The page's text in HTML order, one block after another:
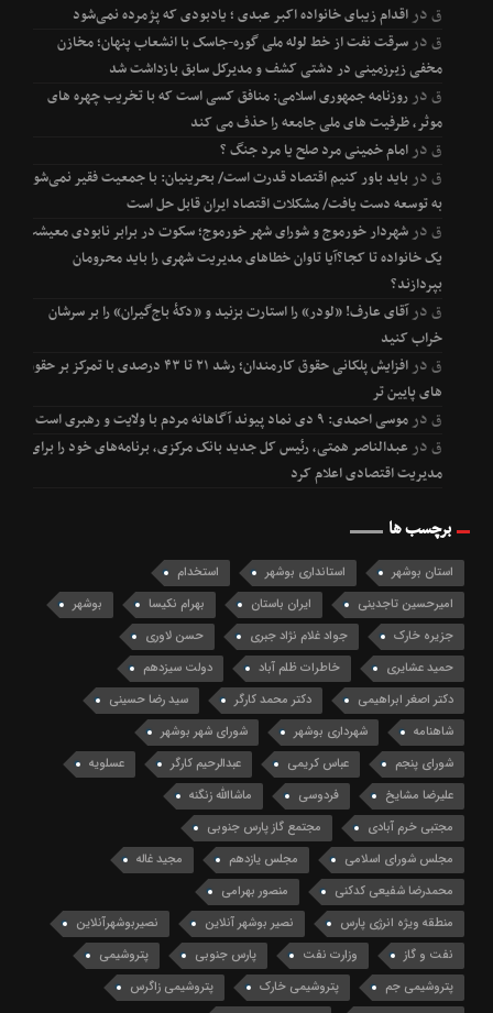
قدراقدام زیبای خانواده اکبر عبدی ؛ یادبودی که پژمرده نمی‌شود
قدرسرقت نفت از خط لوله ملی گوره-جاسک با انشعاب پنهان؛ مخازن
مخفی زیرزمینی در دشتی کشف و مدیرکل سابق بازداشت شد
قدرروزنامه جمهوری اسلامی: منافق کسی است که با تخریب چهره های
موثر، ظرفیت های ملی جامعه را حذف می کند
قدرامام خمینی مرد صلح یا مرد جنگ ؟
قدرباید باور کنیم اقتصاد قدرت است/ بحرینیان: با جمعیت فقیر نمی‌شود
به توسعه دست یافت/ مشکلات اقتصاد ایران قابل حل است
قدرشهردار خورموج و شورای شهر خورموج؛ سکوت در برابر نابودی معیشت
یک خانواده تا کجا؟آیا تاوان خطاهای مدیریت شهری را باید محرومان
بپردازند؟
قدرآقای عارف! «لودر» را استارت بزنید و «دکۀ باج‌گیران» را بر سرشان
خراب کنید
قدر
افزایش پلکانی حقوق کارمندان؛ رشد ۲۱ تا ۴۳ درصدی با تمرکز بر حقوق
های پایین تر
قدرموسی احمدی: ۹ دی نماد پیوند آگاهانه مردم با ولایت و رهبری است
قدرعبدالناصر همتی، رئیس کل جدید بانک مرکزی، برنامه‌های خود را برای
مدیریت اقتصادی اعلام کرد
برچسب ها
استان بوشهر استانداری بوشهر
استخدام
امیرحسین تاجدینی
ایران باستان بهرام نکیسا
بوشهر
جزیره خارک
جواد غلام نژاد جبری
حسن لاوری
حمید عشایری
خاطرات ظلم آباد
دولت سیزدهم
دکتر اصغر ابراهیمی
دکتر محمد کارگر
سید رضا حسینی
شاهنامه
شهرداری بوشهر
شورای شهر بوشهر
شورای پنجم
عباس کریمی عبدالرحیم کارگر
عسلویه
علیرضا مشایخ
فردوسی
ماشاالله زنگنه
مجتبی خرم آبادی
مجتمع گاز پارس جنوبی
مجلس شورای اسلامی
مجلس یازدهم
مجید غاله
محمدرضا شفیعی کدکنی
منصور بهرامی
منطقه ویژه انرژی پارس
نصیر بوشهر آنلاین
نصیربوشهرآنلاین
نفت و گاز
وزارت نفت پارس جنوبی
پتروشیمی
پتروشیمی جم
پتروشیمی خارک
پتروشیمی زاگرس